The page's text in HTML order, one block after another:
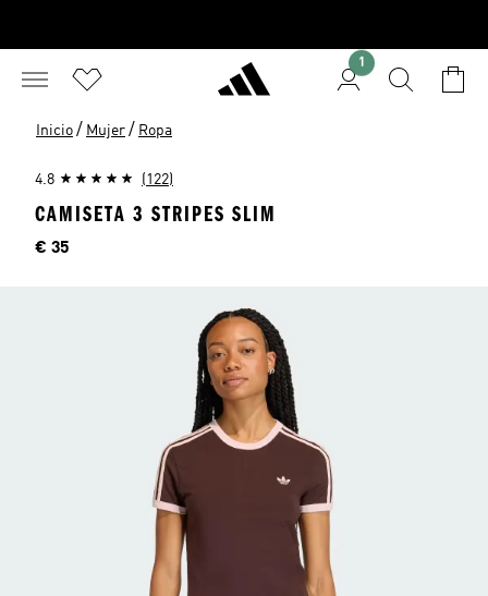
1
Inicio / Mujer / Ropa
4.8 (122)
CAMISETA 3 STRIPES SLIM
Precio
€ 35